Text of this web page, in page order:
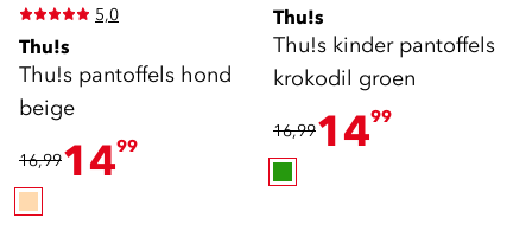
5,0
Thu!s
Thu!s pantoffels hond
beige
16,991499
Thu!s
Thu!s kinder pantoffels
krokodil groen
16,991499